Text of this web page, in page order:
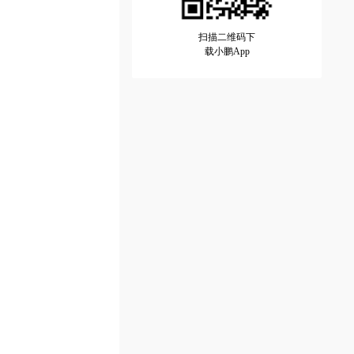
扫描二维码下
载小鹏App